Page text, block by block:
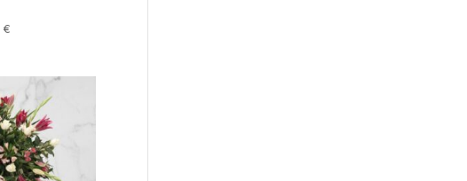
€Rango
200,00 €
hasta
250,00 €